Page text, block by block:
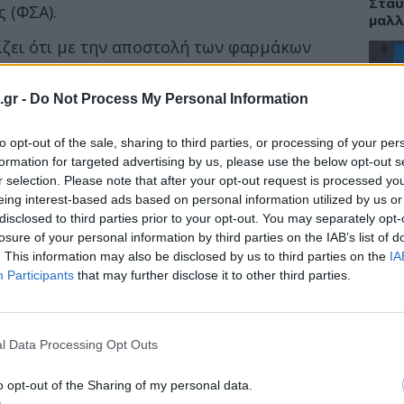
- Do Not Process My Personal Information
opt-out of the sale, sharing to third parties, or processing of your
for targeted advertising by us, please use the below opt-out
selection. Please note that after your opt-out request is processed
interest-based ads based on personal information utilized by us
to third parties prior to your opt-out. You may separately
of your personal information by third parties on the IAB’s list of
This information may also be disclosed by us to third parties on the
Participants that may further disclose it to other third parties.
Data Processing Opt Outs
opt-out of the Sharing of my personal data.
(ΦΣΑ).
ότι με την αποστολή των φαρμάκων
κυρίως ο επιστήμονας φαρμακοποιός.
τελευταίο αλλά κρίσιμο κρίκο της
αυτό διότι είναι αυτός, ο οποίος:
χρήσης
τις αντενδείξεις
της χορήγησής τους
αυτόν τον ρόλο όταν ο κούριερ θα
ασθενούς;», αναφέρει χαρακτηριστικά.
όχι μόνο απαξίωση του ιδίου,
υγεία των πολιτών».